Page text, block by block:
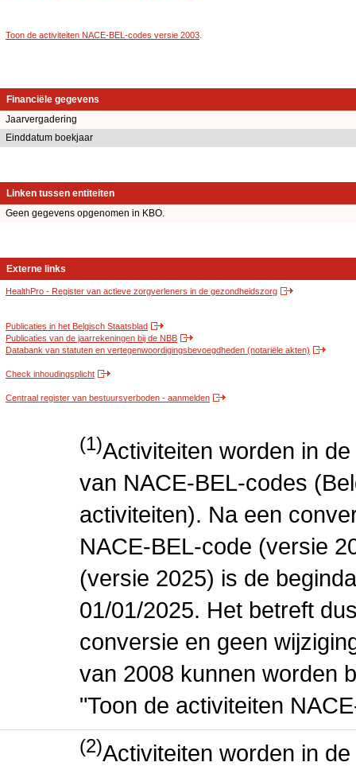
Toon de activiteiten NACE-BEL-codes versie 2003
Financiële gegevens
Jaarvergadering
Einddatum boekjaar
Linken tussen entiteiten
Geen gegevens opgenomen in KBO.
Externe links
HealthPro - Register van actieve zorgverleners in de gezondheidszorg
Publicaties in het Belgisch Staatsblad
Publicaties van de jaarrekeningen bij de NBB
Databank van statuten en vertegenwoordigingsbevoegdheden (notariële akten)
Check inhoudingsplicht
Centraal register van bestuursverboden - aanmelden
(1)Activiteiten worden in
van NACE-BEL-codes
activiteiten). Na een
NACE-BEL-code (versie
(versie 2025) is de
01/01/2025. Het betreft
conversie en geen
van 2008 kunnen worden
"Toon de activiteiten
(2)Activiteiten worden in